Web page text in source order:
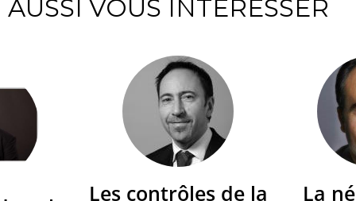
AUSSI VOUS INTÉRESSER
Les contrôles de la
La